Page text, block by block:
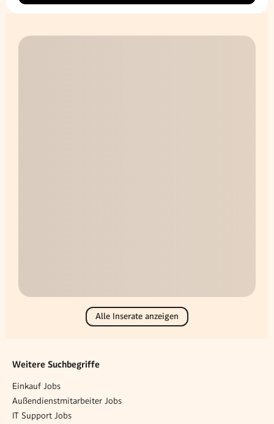
Alle Inserate anzeigen
Weitere Suchbegriffe
Einkauf Jobs
Außendienstmitarbeiter Jobs
IT Support Jobs